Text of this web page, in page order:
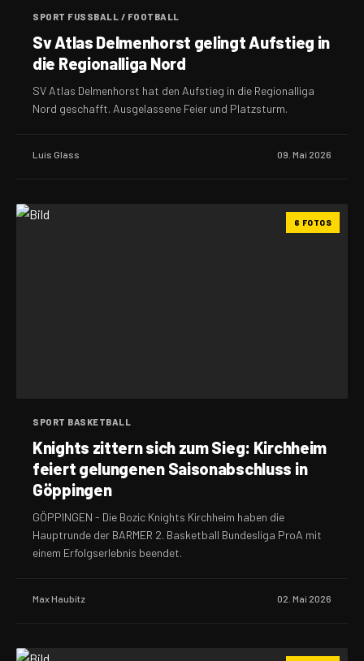
SPORT FUSSBALL / FOOTBALL
Sv Atlas Delmenhorst gelingt Aufstieg in
die Regionalliga Nord
SV Atlas Delmenhorst hat den Aufstieg in die Regionalliga
Nord geschafft. Ausgelassene Feier und Platzsturm.
Luis Glass 09. Mai 2026
6 FOTOS
SPORT BASKETBALL
Knights zittern sich zum Sieg: Kirchheim
feiert gelungenen Saisonabschluss in
Göppingen
GÖPPINGEN - Die Bozic Knights Kirchheim haben die
Hauptrunde der BARMER 2. Basketball Bundesliga ProA mit
einem Erfolgserlebnis beendet.
Max Haubitz 02. Mai 2026